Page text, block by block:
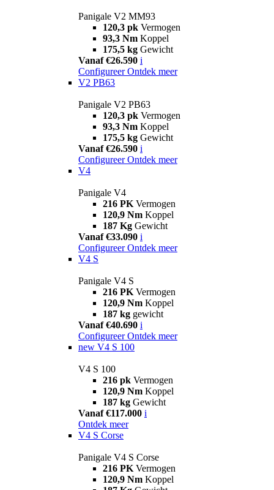
Panigale V2 MM93
120,3 pk Vermogen
93,3 Nm Koppel
175,5 kg Gewicht
Vanaf €26.590 i
Configureer Ontdek meer
V2 PB63
Panigale V2 PB63
120,3 pk Vermogen
93,3 Nm Koppel
175,5 kg Gewicht
Vanaf €26.590 i
Configureer Ontdek meer
V4
Panigale V4
216 PK Vermogen
120,9 Nm Koppel
187 Kg Gewicht
Vanaf €33.090 i
Configureer Ontdek meer
V4 S
Panigale V4 S
216 PK Vermogen
120,9 Nm Koppel
187 kg gewicht
Vanaf €40.690 i
Configureer Ontdek meer
new V4 S 100
V4 S 100
216 pk Vermogen
120,9 Nm Koppel
187 kg Gewicht
Vanaf €117.000 i
Ontdek meer
V4 S Corse
Panigale V4 S Corse
216 PK Vermogen
120,9 Nm Koppel